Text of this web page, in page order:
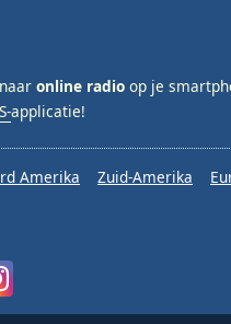
online radio op je
applicatie!
Amerika Zuid-Amerika